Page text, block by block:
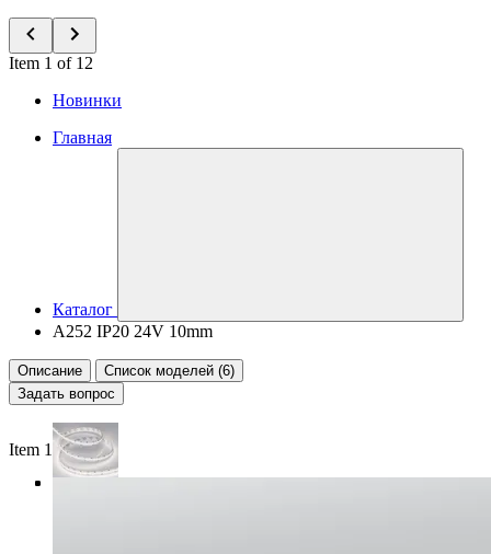
Item 1 of 12
Новинки
Главная
Каталог
A252 IP20 24V 10mm
Описание
Список моделей (6)
Задать вопрос
Item 1 of 4